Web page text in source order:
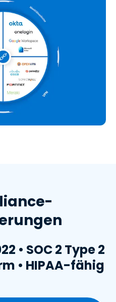
• SOC 2 Type 2
• HIPAA-fähig